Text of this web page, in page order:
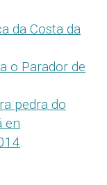
da Costa da
o Parador de
pedra do
en